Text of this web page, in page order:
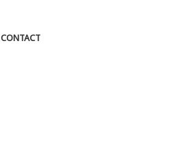
CONTACT